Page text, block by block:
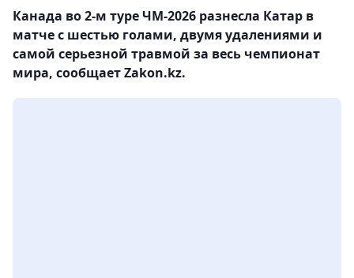
Канада во 2-м туре ЧМ-2026 разнесла Катар в
матче с шестью голами, двумя удалениями и
самой серьезной травмой за весь чемпионат
мира, сообщает Zakon.kz.